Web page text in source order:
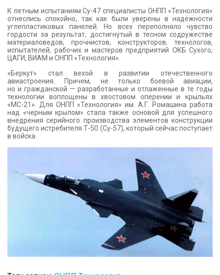
К летным испытаниям Су-47 специалисты ОНПП «Технология»
отнеслись спокойно, так как были уверены в надёжности
углепластиковых панелей. Но всех переполняло чувство
гордости за результат, достигнутый в тесном содружестве
материаловедов, прочнистов, конструкторов, технологов,
испытателей, рабочих и мастеров предприятий ОКБ Сухого,
ЦАГИ, ВИАМ и ОНПП «Технология».
«Беркут» стал вехой в развитии отечественного
авиастроения. Причем, не только боевой авиации,
но и гражданской — разработанные и отлаженные в те годы
технологии воплощены в хвостовом оперении и крыльях
«МС-21». Для ОНПП «Технология» им. А.Г. Ромашина работа
над «черным крылом» стала также основой для успешного
внедрения серийного производства элементов конструкции
будущего истребителя Т-50 (Су-57), который сейчас поступает
в войска.